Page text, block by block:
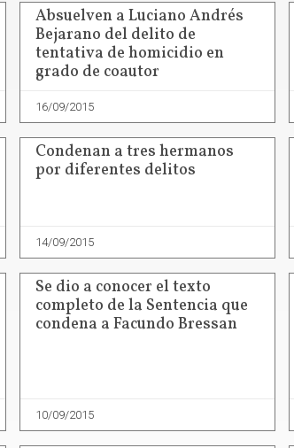
Absuelven a Luciano Andrés
Bejarano del delito de
tentativa de homicidio en
grado de coautor
16/09/2015
Condenan a tres hermanos
por diferentes delitos
14/09/2015
Se dio a conocer el texto
completo de la Sentencia que
condena a Facundo Bressan
10/09/2015